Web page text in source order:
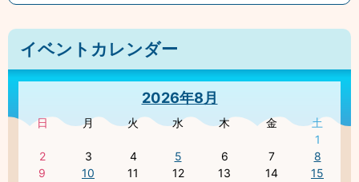
イベントカレンダー
2026年8月
日 月 火 水 木 金
土
1
2
3 4 5 6 7
8
9
10 11 12 13 14
15